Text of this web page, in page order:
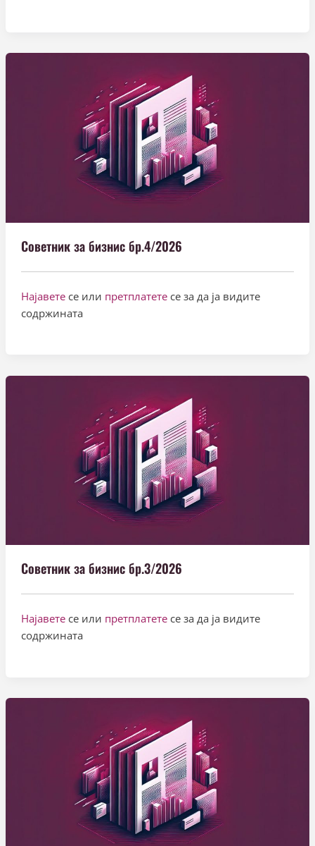
Советник за бизнис бр.4/2026
Најавете се или претплатетесе за да ја видите
содржината
Советник за бизнис бр.3/2026
Најавете се или претплатетесе за да ја видите
содржината